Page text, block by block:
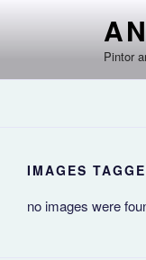
Pintor
IMAGES
no images were